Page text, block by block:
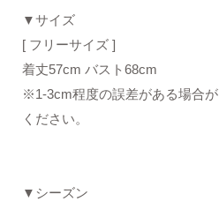
▼サイズ
[ フリーサイズ ]
着丈57cm バスト68cm
※1-3cm程度の誤差がある場合
ください。
▼シーズン